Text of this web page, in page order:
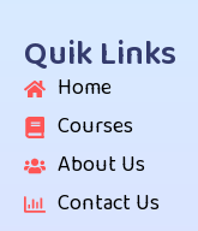
Quik Links
Home
Courses
About Us
Contact Us